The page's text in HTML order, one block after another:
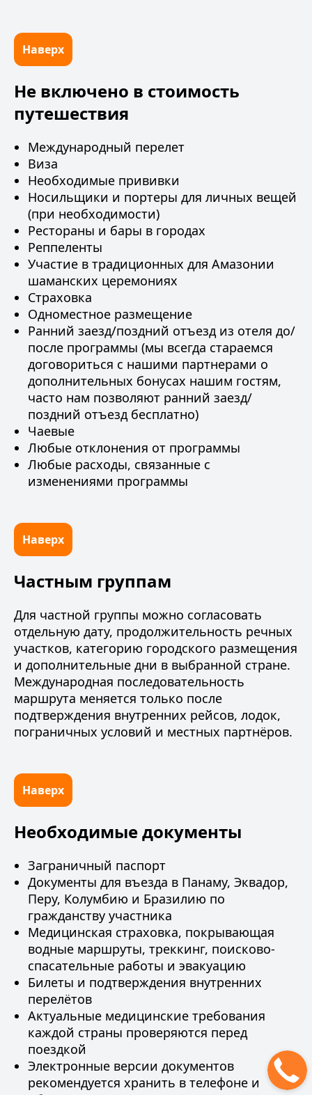
Наверх
Не включено в стоимость
путешествия
Международный перелет
Виза
Необходимые прививки
Носильщики и портеры для личных вещей
(при необходимости)
Рестораны и бары в городах
Реппеленты
Участие в традиционных для Амазонии
шаманских церемониях
Страховка
Одноместное размещение
Ранний заезд/поздний отъезд из отеля до/
после программы (мы всегда стараемся
договориться с нашими партнерами о
дополнительных бонусах нашим гостям,
часто нам позволяют ранний заезд/
поздний отъезд бесплатно)
Чаевые
Любые отклонения от программы
Любые расходы, связанные с
изменениями программы
Наверх
Частным группам
Для частной группы можно согласовать
отдельную дату, продолжительность речных
участков, категорию городского размещения
и дополнительные дни в выбранной стране.
Международная последовательность
маршрута меняется только после
подтверждения внутренних рейсов, лодок,
пограничных условий и местных партнёров.
Наверх
Необходимые документы
Заграничный паспорт
Документы для въезда в Панаму, Эквадор,
Перу, Колумбию и Бразилию по
гражданству участника
Медицинская страховка, покрывающая
водные маршруты, треккинг, поисково-
спасательные работы и эвакуацию
Билеты и подтверждения внутренних
перелётов
Актуальные медицинские требования
каждой страны проверяются перед
поездкой
Электронные версии документов
рекомендуется хранить в телефоне и